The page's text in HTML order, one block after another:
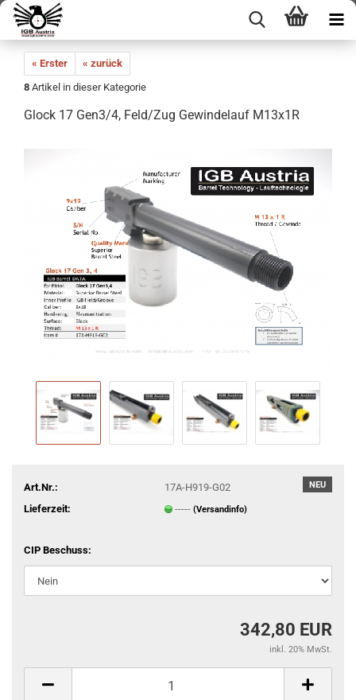
« Erster
« zurück
8 Artikel in dieser Kategorie
Glock 17 Gen3/4, Feld/Zug Gewindelauf M13x1R
NEU
Art.Nr.:
17A-H919-G02
Lieferzeit:
----- (Versandinfo)
CIP Beschuss:
342,80 EUR
inkl. 20% MwSt.